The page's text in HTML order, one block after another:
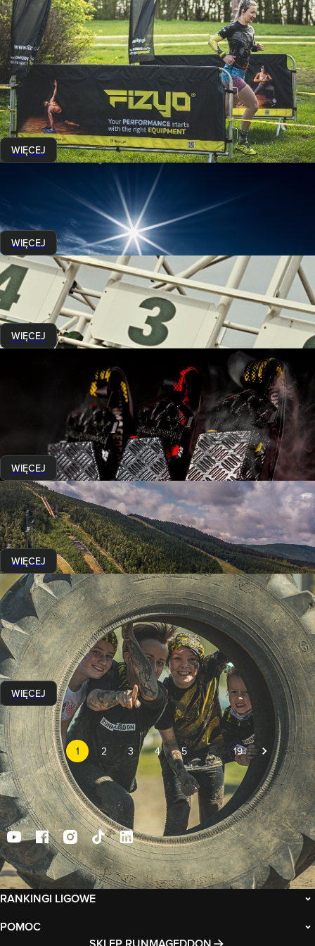
11 lipca 2025
Marka Fizyopowstała z pasji do ruchu i zdrowego stylu życia.
Od samego początku chcieli być blisko ludzi aktywnych – tych,
którzy trenują regularnie, dopiero zaczynają lub szukają
motywacji do zmiany. W tym roku wkroczyli w nowy etap –
rozpoczęli współpracę z Runmageddonjakomarka
wspierająca.
WIĘCEJ
Czas najwyższy przygotować się do zimowej edycji RMG. A gdyby
połączyć przyjemne z pożytecznym?
WIĘCEJ
Tu gdzie wszystko się zaczęło
6 marca 2024
13 kwietnia 2014 - Tor Służewiec. Tu zaczyna się historia, która trwa do
dzisiaj...
WIĘCEJ
Ty też możesz zostać WETERANEM RUNNMAGEDDON
20 września 2023
WETERAN RUNMAGEDDON - budzi podziw i stanowi cel wielu
Runmageddończyków. Co za sobą kryje i jak go zdobyć? O tym
dowiesz się z tego tekstu.
WIĘCEJ
AHOJ RMG! - czyli pocztówka z Harrachova
27 lipca 2023
Krótka relacja z wydarzenia, które na długo pozostanie w
Waszej i naszej pamięci...
WIĘCEJ
Przed startem
Z RODZINKĄ NAJLEPIEJ WYCHODZI SIĘ NA...
RUNMAGEDDON!
28 czerwca 2023
Czy Runmageddon to dobry pomysł na aktywność dla rodzin?
Przeczytaj artykuł i przekonaj się sam!
WIĘCEJ
1 2 3 4 5 … 19
DLA ZAWODNIKÓW
RANKINGI LIGOWE
POMOC